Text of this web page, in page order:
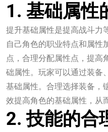
1. 基础属性
提升基础属性是提高战斗力
自己角色的职业特点和属性
点，合理分配属性点，提高
础属性。玩家可以通过装备
基础属性。合理选择装备，
效提高角色的基础属性，从
2. 技能的合